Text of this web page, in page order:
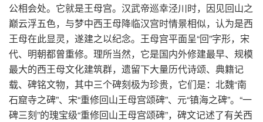
公相会处。它就是王母宫。汉武帝巡幸泾川时，因见回山之
巅云浮五色，与梦中西王母降临汉宫时情景相似，认为是西
王母在此显灵，遂建之以纪念。王母宫平面呈“回”字形，宋
代、明朝都曾重修。理所当然，它是国内外修建最早、规模
最大的西王母文化建筑群，遗留下大量历代诗颂、典籍记
载、碑铭文物，其中三个碑刻极为珍贵，它们是：北魏“南
石窟寺之碑”、宋“重修回山王母宫颂碑”、元“镇海之碑”。“一
碑三刻”的瑰宝级“重修回山王母宫颂碑”，碑文记述了有关西